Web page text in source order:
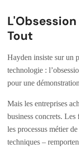
Tout
Hayden insiste sur un
technologie :
pour une
Mais les entreprises
business concrets.
les processus métier
techniques –